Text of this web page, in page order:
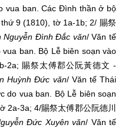
vua ban. Các Đình thần ở bộ
9 (1810), tờ 1a-1b; 2/ 賜祭
Nguyễn Đình Đắc văn/ Văn tế
ban. Bộ Lễ biên soạn vào
2a; 賜祭太傅郡公阮黃德文 -
Huỳnh Đức văn/ Văn tế Thái
do vua ban. Bộ Lễ biên soạn
2a-3a; 4/賜祭太傅郡公阮德川
Đức Xuyên văn/ Văn tế